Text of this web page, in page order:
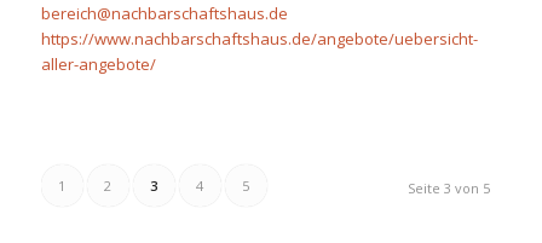
bereich@nachbarschaftshaus.de
https://www.nachbarschaftshaus.de/angebote/uebersicht-
aller-angebote/
Seite 3 von 5
1 2 3 4 5